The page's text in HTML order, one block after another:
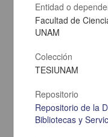
Los dialogos del Calepino
historiografia de la otredad
Lema Labadie D Arce,
Entidad o
Facultad de
UNAM
Colección
TESIUNAM
Repositorio
Repositorio de la
Bibliotecas y